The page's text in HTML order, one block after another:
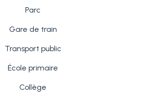
Parc
Gare de train
Transport public
École primaire
Collège